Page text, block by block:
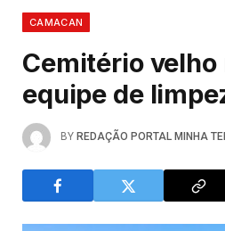
CAMACAN
Cemitério velho
equipe de
BY REDAÇÃO PORTAL MINHA